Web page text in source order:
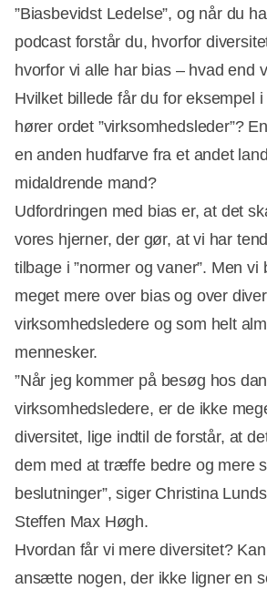
”Biasbevidst Ledelse”, og når du
podcast forstår du, hvorfor
hvorfor vi alle har bias – hvad end
Hvilket billede får du for eksempel
hører ordet ”virksomhedsleder”?
en anden hudfarve fra et andet
midaldrende mand?
Udfordringen med bias er, at det
vores hjerner, der gør, at vi har
tilbage i ”normer og vaner”. Men
meget mere over bias og over
virksomhedsledere og som helt
mennesker.
”Når jeg kommer på besøg hos
virksomhedsledere, er de ikke
diversitet, lige indtil de forstår, at
dem med at træffe bedre og mere
beslutninger”, siger Christina
Steffen Max Høgh.
Hvordan får vi mere diversitet?
ansætte nogen, der ikke ligner en